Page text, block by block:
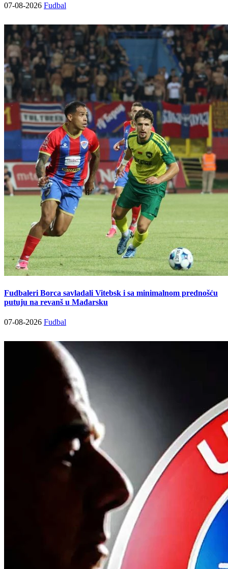
07-08-2026 Fudbal
Fudbaleri Borca savladali Vitebsk i sa minimalnom prednošću
putuju na revanš u Mađarsku
07-08-2026 Fudbal